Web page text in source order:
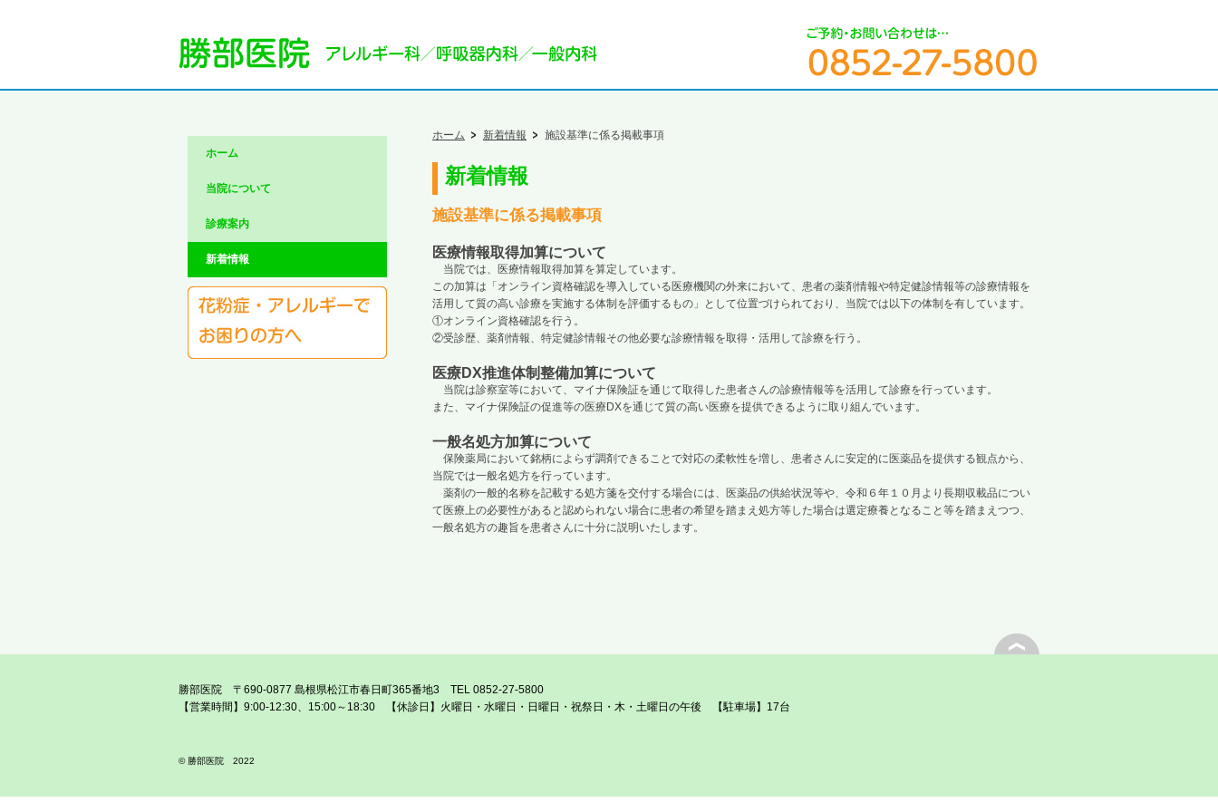
ホーム
当院について
診療案内
新着情報
ホーム 新着情報 施設基準に係る掲載事項
新着情報
施設基準に係る掲載事項
医療情報取得加算について
当院では、医療情報取得加算を算定しています。
この加算は「オンライン資格確認を導入している医療機関の外来において、患者の薬剤情報や特定健診情報等の診療情報を
活用して質の高い診療を実施する体制を評価するもの」として位置づけられており、当院では以下の体制を有しています。
①オンライン資格確認を行う。
②受診歴、薬剤情報、特定健診情報その他必要な診療情報を取得・活用して診療を行う。
医療DX推進体制整備加算について
当院は診察室等において、マイナ保険証を通じて取得した患者さんの診療情報等を活用して診療を行っています。
また、マイナ保険証の促進等の医療DXを通じて質の高い医療を提供できるように取り組んでいます。
一般名処方加算について
保険薬局において銘柄によらず調剤できることで対応の柔軟性を増し、患者さんに安定的に医薬品を提供する観点から、
当院では一般名処方を行っています。
薬剤の一般的名称を記載する処方箋を交付する場合には、医薬品の供給状況等や、令和６年１０月より長期収載品につい
て医療上の必要性があると認められない場合に患者の希望を踏まえ処方等した場合は選定療養となること等を踏まえつつ、
一般名処方の趣旨を患者さんに十分に説明いたします。
勝部医院 〒690-0877 島根県松江市春日町365番地3 TEL 0852-27-5800
【営業時間】9:00-12:30、15:00～18:30 【休診日】火曜日・水曜日・日曜日・祝祭日・木・土曜日の午後 【駐車場】17台
© 勝部医院 2022